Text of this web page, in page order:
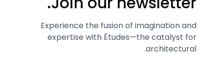
Experience the fusion of imagination and
expertise with Études—the catalyst for
architectural.